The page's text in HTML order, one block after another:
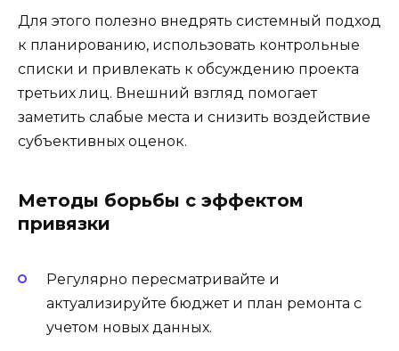
Для этого полезно внедрять системный подход
к планированию, использовать контрольные
списки и привлекать к обсуждению проекта
третьих лиц. Внешний взгляд помогает
заметить слабые места и снизить воздействие
субъективных оценок.
Методы борьбы с эффектом
привязки
Регулярно пересматривайте и
актуализируйте бюджет и план ремонта с
учетом новых данных.